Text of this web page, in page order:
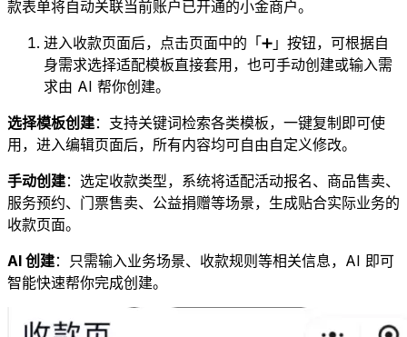
款表单将自动关联当前账户已开通的小金商户。
进入收款页面后，点击页面中的「➕」按钮，可根据自
身需求选择适配模板直接套用，也可手动创建或输入需
求由 AI 帮你创建。
选择模板创建：支持关键词检索各类模板，一键复制即可使
用，进入编辑页面后，所有内容均可自由自定义修改。
手动创建：选定收款类型，系统将适配活动报名、商品售卖、
服务预约、门票售卖、公益捐赠等场景，生成贴合实际业务的
收款页面。
AI 创建：只需输入业务场景、收款规则等相关信息，AI 即可
智能快速帮你完成创建。